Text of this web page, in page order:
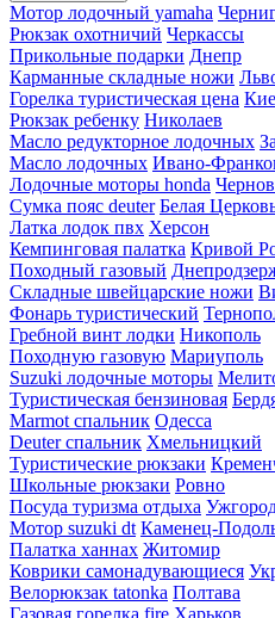
Мотор лодочный yamaha
Рюкзак охотничий Черкассы
Прикольные подарки Днепр
Карманные складные ножи
Горелка туристическая цена
Рюкзак ребенку Николаев
Масло редукторное лодочных
Масло лодочных Ивано-
Лодочные моторы honda
Сумка пояс deuter Белая
Латка лодок пвх Херсон
Кемпинговая палатка Кривой
Походный газовый
Складные швейцарские ножи
Фонарь туристический
Гребной винт лодки Никополь
Походную газовую Мариуполь
Suzuki лодочные моторы
Туристическая бензиновая
Marmot спальник Одесса
Deuter спальник Хмельницкий
Туристические рюкзаки
Школьные рюкзаки Ровно
Посуда туризма отдыха
Мотор suzuki dt Каменец-
Палатка ханнах Житомир
Коврики самонадувающиеся
Велорюкзак tatonka Полтава
Газовая горелка fire Харьков